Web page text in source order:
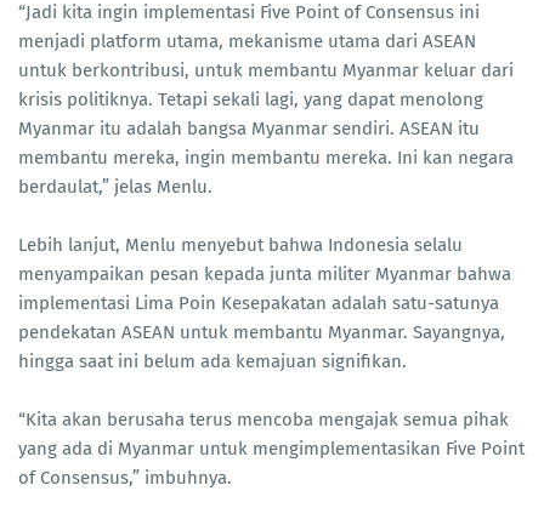
“Jadi kita ingin implementasi Five Point of Consensus ini
menjadi platform utama, mekanisme utama dari ASEAN
untuk berkontribusi, untuk membantu Myanmar keluar dari
krisis politiknya. Tetapi sekali lagi, yang dapat menolong
Myanmar itu adalah bangsa Myanmar sendiri. ASEAN itu
membantu mereka, ingin membantu mereka. Ini kan negara
berdaulat,” jelas Menlu.
Lebih lanjut, Menlu menyebut bahwa Indonesia selalu
menyampaikan pesan kepada junta militer Myanmar bahwa
implementasi Lima Poin Kesepakatan adalah satu-satunya
pendekatan ASEAN untuk membantu Myanmar. Sayangnya,
hingga saat ini belum ada kemajuan signifikan.
“Kita akan berusaha terus mencoba mengajak semua pihak
yang ada di Myanmar untuk mengimplementasikan Five Point
of Consensus,” imbuhnya.